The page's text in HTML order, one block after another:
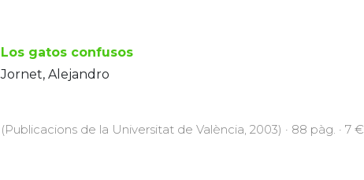
Los gatos confusos
Jornet, Alejandro
(Publicacions de la Universitat de València, 2003) · 88 pàg. · 7 €